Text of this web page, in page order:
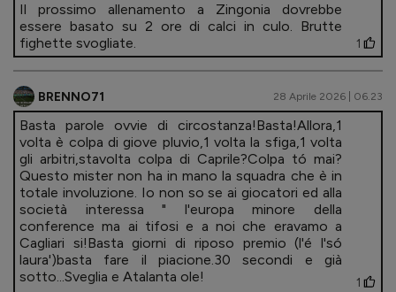
Il prossimo allenamento a Zingonia dovrebbe
essere basato su 2 ore di calci in culo. Brutte
fighette svogliate.
1
BRENNO71 28 Aprile 2026 | 06.23
Basta parole ovvie di circostanza!Basta!Allora,1
volta è colpa di giove pluvio,1 volta la sfiga,1 volta
gli arbitri,stavolta colpa di Caprile?Colpa tó mai?
Questo mister non ha in mano la squadra che è in
totale involuzione. Io non so se ai giocatori ed alla
società interessa " l'europa minore della
conference ma ai tifosi e a noi che eravamo a
Cagliari si!Basta giorni di riposo premio (l'é l'só
laura')basta fare il piacione.30 secondi e già
sotto...Sveglia e Atalanta ole!
1